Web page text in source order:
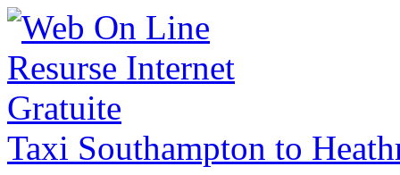
Taxi Southampton to